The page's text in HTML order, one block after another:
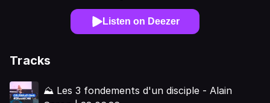
Listen on Deezer
Tracks
⛰️ Les 3 fondements d'un disciple - Alain